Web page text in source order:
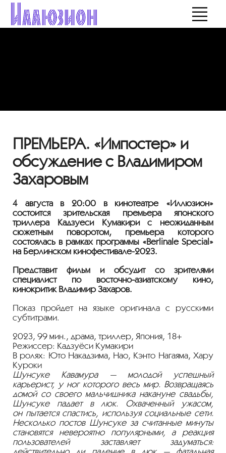
ПРЕМЬЕРА. «Импостер» и
обсуждение с Владимиром
Захаровым
4 августа в 20:00 в кинотеатре «Иллюзион»
состоится зрительская премьера японского
триллера Кадзуёси Кумакири с неожиданным
сюжетным поворотом, премьера которого
состоялась в рамках программы «Berlinale Special»
на Берлинском кинофестивале-2023.
Представит фильм и обсудит со зрителями
специалист по восточно-азиатскомукино,
кинокритик Владимир Захаров.
Показ пройдет на языке оригинала с русскими
субтитрами.
2023, 99 мин., драма, триллер, Япония, 18+
Режиссер: Кадзуёси Кумакири
В ролях: Юто Накадзима, Нао, Кэнто Нагаяма, Хару
Куроки
Шунсуке Кавамура — молодой успешный
карьерист, у ног которого весь мир. Возвращаясь
домой со своего мальчишника накануне свадьбы,
Шунсуке падает в люк. Охваченный ужасом,
он пытается спастись, используя социальные сети.
Несколько постов Шунсуке за считанные минуты
становятся невероятно популярными, а реакция
пользователей заставляет задуматься: